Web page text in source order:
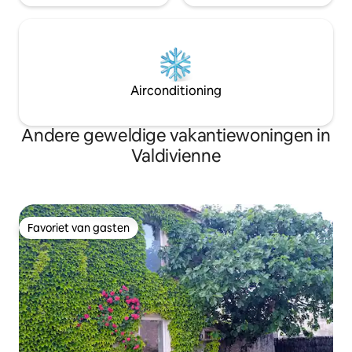
Airconditioning
Andere geweldige vakantiewoningen in
Valdivienne
Favoriet van gasten
Favoriet van gasten